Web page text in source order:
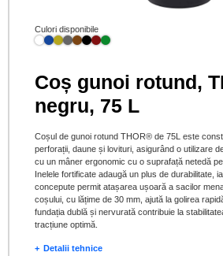
Culori disponibile
Coș gunoi rotund,
negru, 75 L
Coșul de gunoi rotund THOR® de 75L este
perforații, daune și lovituri, asigurând o utilizare
cu un mâner ergonomic cu o suprafață netedă
Inelele fortificate adaugă un plus de durabilitate,
concepute permit atașarea ușoară a sacilor
coșului, cu lățime de 30 mm, ajută la golirea
fundația dublă și nervurată contribuie la
tracțiune optimă.
Detalii tehnice